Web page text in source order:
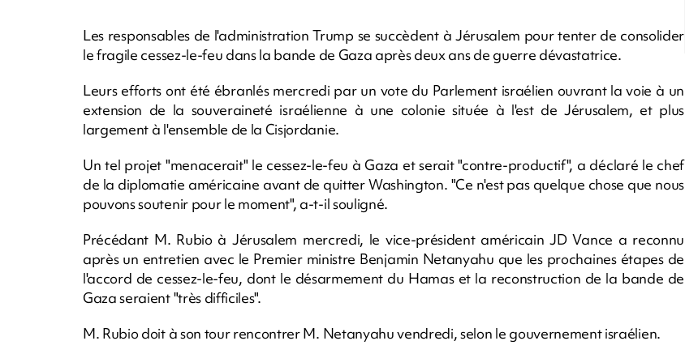
Les responsables de l'administration Trump se succèdent à Jérusalem pour tenter de consolider
le fragile cessez-le-feu dans la bande de Gaza après deux ans de guerre dévastatrice.
Leurs efforts ont été ébranlés mercredi par un vote du Parlement israélien ouvrant la voie à un
extension de la souveraineté israélienne à une colonie située à l'est de Jérusalem, et plus
largement à l'ensemble de la Cisjordanie.
Un tel projet "menacerait" le cessez-le-feu à Gaza et serait "contre-productif", a déclaré le chef
de la diplomatie américaine avant de quitter Washington. "Ce n'est pas quelque chose que nous
pouvons soutenir pour le moment", a-t-il souligné.
Précédant M. Rubio à Jérusalem mercredi, le vice-président américain JD Vance a reconnu
après un entretien avec le Premier ministre Benjamin Netanyahu que les prochaines étapes de
l'accord de cessez-le-feu, dont le désarmement du Hamas et la reconstruction de la bande de
Gaza seraient "très difficiles".
M. Rubio doit à son tour rencontrer M. Netanyahu vendredi, selon le gouvernement israélien.